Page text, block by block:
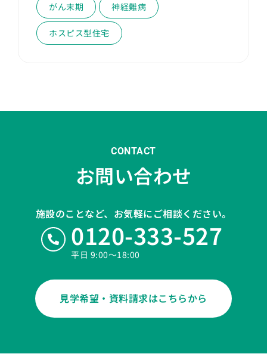
がん末期 神経難病
ホスピス型住宅
CONTACT
お問い合わせ
施設のことなど、お気軽にご相談ください。
0120-333-527
平日 9:00〜18:00
見学希望・資料請求はこちらから